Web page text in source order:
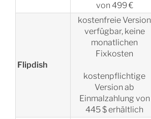
von 499 €
Flipdish
kostenfreie Version
verfügbar, keine
monatlichen
Fixkosten
kostenpflichtige
Version ab
Einmalzahlung von
445 $ erhältlich